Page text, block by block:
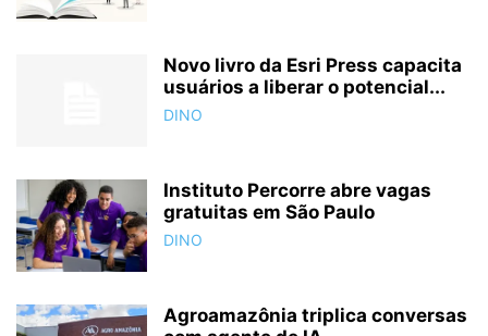
Novo livro da Esri Press capacita
usuários a liberar o potencial...
DINO
Instituto Percorre abre vagas
gratuitas em São Paulo
DINO
Agroamazônia triplica conversas